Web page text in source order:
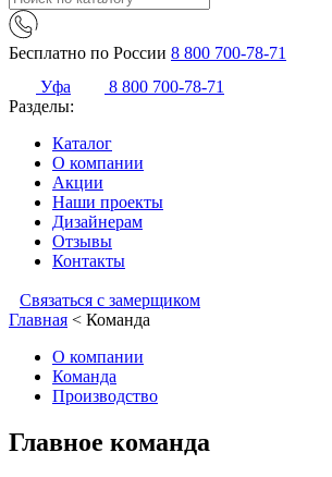
Бесплатно по России 8 800 700-78-71
Уфа
8 800 700-78-71
Разделы:
Каталог
О компании
Акции
Наши проекты
Дизайнерам
Отзывы
Контакты
Связаться с замерщиком
Главная < Команда
О компании
Команда
Производство
Главное команда